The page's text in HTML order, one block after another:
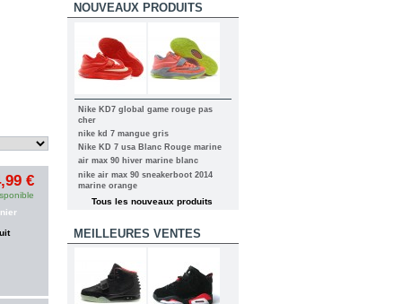
€
NOUVEAUX PRODUITS
Nike KD7 global game rouge pas
cher
nike kd 7 mangue gris
Nike KD 7 usa Blanc Rouge marine
air max 90 hiver marine blanc
nike air max 90 sneakerboot 2014
marine orange
Tous les nouveaux produits
MEILLEURES VENTES